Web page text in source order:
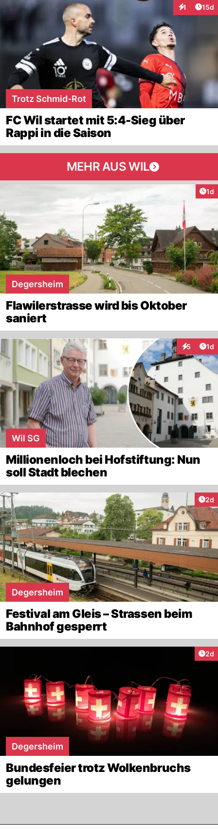
1 15d
Trotz Schmid-Rot
FC Wil startet mit 5:4-Sieg über
Rappi in die Saison
MEHR AUS WIL
1d
Degersheim
Flawilerstrasse wird bis Oktober
saniert
5 1d
Wil SG
Millionenloch bei Hofstiftung: Nun
soll Stadt blechen
2d
Degersheim
Festival am Gleis – Strassen beim
Bahnhof gesperrt
2d
Degersheim
Bundesfeier trotz Wolkenbruchs
gelungen